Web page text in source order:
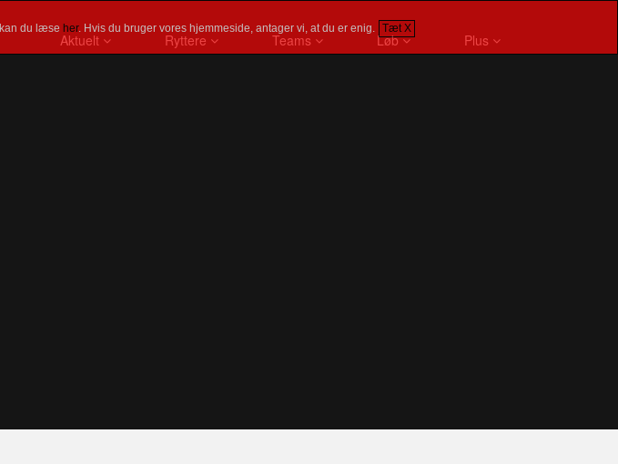
du læse her. Hvis du bruger vores hjemmeside, antager vi, at du er enig. Tæt X
Aktuelt Ryttere Teams Løb Plus